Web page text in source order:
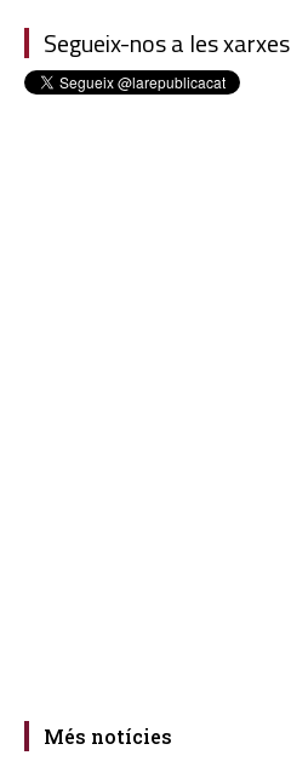
Segueix-nos a les xarxes
Més notícies